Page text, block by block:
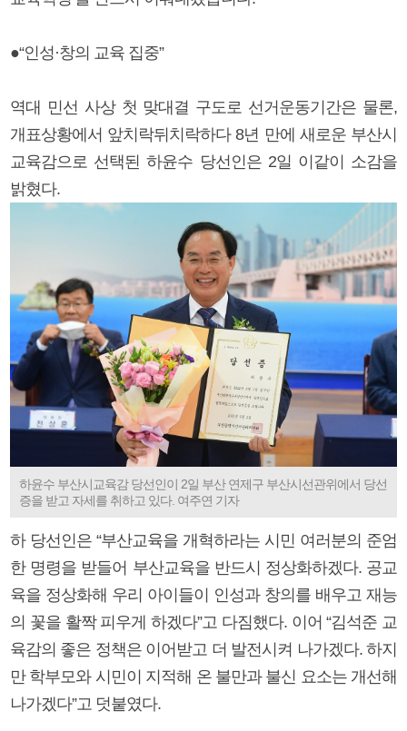
●“인성·창의 교육 집중”
역대 민선 사상 첫 맞대결 구도로 선거운동기간은 물론,
개표상황에서 앞치락뒤치락하다 8년 만에 새로운 부산시
교육감으로 선택된 하윤수 당선인은 2일 이같이 소감을
밝혔다.
하윤수 부산시교육감 당선인이 2일 부산 연제구 부산시선관위에서 당선
증을 받고 자세를 취하고 있다. 여주연 기자
하 당선인은 “부산교육을 개혁하라는 시민 여러분의 준엄
한 명령을 받들어 부산교육을 반드시 정상화하겠다. 공교
육을 정상화해 우리 아이들이 인성과 창의를 배우고 재능
의 꽃을 활짝 피우게 하겠다”고 다짐했다. 이어 “김석준 교
육감의 좋은 정책은 이어받고 더 발전시켜 나가겠다. 하지
만 학부모와 시민이 지적해 온 불만과 불신 요소는 개선해
나가겠다”고 덧붙였다.